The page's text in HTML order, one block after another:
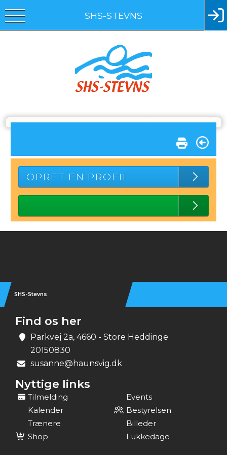
SHS-STEVNS
OPRET EN PROFIL
SHS-Stevns
Find os her
Parkvej 2a, 4660 - Store Heddinge
20150830
susanne@haunsvig.dk
Nyttige links
Tilmelding
Events
Kalender
Bestyrelsen
Trænere
Billeder
Shop
Lukkedage